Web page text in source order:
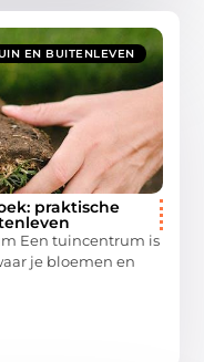
EN BUITENLEVEN
praktische
Een tuincentrum is
je bloemen en